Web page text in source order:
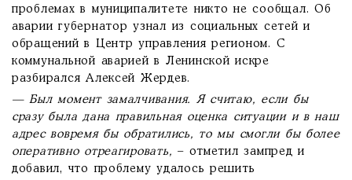
проблемах в муниципалитете никто не сообщал. Об
аварии губернатор узнал из социальных сетей и
обращений в Центр управления регионом. С
коммунальной аварией в Ленинской искре
разбирался Алексей Жердев.
— Был момент замалчивания. Я считаю, если бы
сразу была дана правильная оценка ситуации и в наш
адрес вовремя бы обратились, то мы смогли бы более
оперативно отреагировать, – отметил зампред и
добавил, что проблему удалось решить